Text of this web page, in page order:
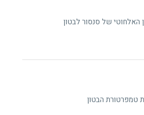
האלחוטי של סנסור לבטון
טמפרטורת הבטון